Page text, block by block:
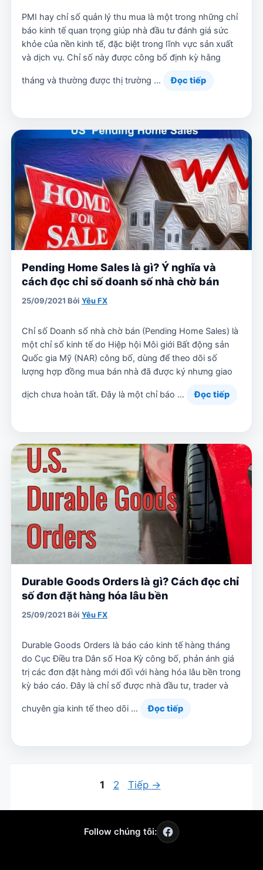
PMI hay chỉ số quản lý thu mua là một trong những chỉ
báo kinh tế quan trọng giúp nhà đầu tư đánh giá sức
khỏe của nền kinh tế, đặc biệt trong lĩnh vực sản xuất
và dịch vụ. Chỉ số này được công bố định kỳ hằng
tháng và thường được thị trường … Đọc tiếp
Pending Home Sales là gì? Ý nghĩa và
cách đọc chỉ số doanh số nhà chờ bán
25/09/2021 Bởi Yêu FX
Chỉ số Doanh số nhà chờ bán (Pending Home Sales) là
một chỉ số kinh tế do Hiệp hội Môi giới Bất động sản
Quốc gia Mỹ (NAR) công bố, dùng để theo dõi số
lượng hợp đồng mua bán nhà đã được ký nhưng giao
dịch chưa hoàn tất. Đây là một chỉ báo … Đọc tiếp
Durable Goods Orders là gì? Cách đọc chỉ
số đơn đặt hàng hóa lâu bền
25/09/2021 Bởi Yêu FX
Durable Goods Orders là báo cáo kinh tế hàng tháng
do Cục Điều tra Dân số Hoa Kỳ công bố, phản ánh giá
trị các đơn đặt hàng mới đối với hàng hóa lâu bền trong
kỳ báo cáo. Đây là chỉ số được nhà đầu tư, trader và
chuyên gia kinh tế theo dõi … Đọc tiếp
Trang
1 Trang
2 Tiếp →
Follow chúng tôi: